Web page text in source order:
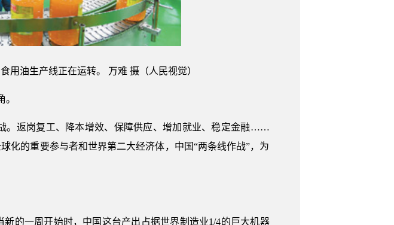
用油生产线正在运转。 万难 摄（人民视觉）
。返岗复工、降本增效、保障供应、增加就业、稳定金融……
化的重要参与者和世界第二大经济体，中国“两条线作战”，为
的一周开始时，中国这台产出占据世界制造业1/4的巨大机器